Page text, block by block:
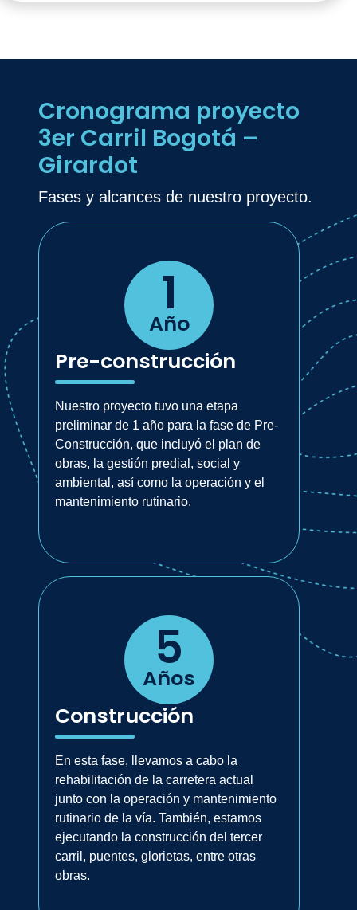
Cronograma proyecto
3er Carril Bogotá –
Girardot
Fases y alcances de nuestro proyecto.
1
Año
Pre-construcción
Nuestro proyecto tuvo una etapa
preliminar de 1 año para la fase de Pre-
Construcción, que incluyó el plan de
obras, la gestión predial, social y
ambiental, así como la operación y el
mantenimiento rutinario.
5
Años
Construcción
En esta fase, llevamos a cabo la
rehabilitación de la carretera actual
junto con la operación y mantenimiento
rutinario de la vía. También, estamos
ejecutando la construcción del tercer
carril, puentes, glorietas, entre otras
obras.